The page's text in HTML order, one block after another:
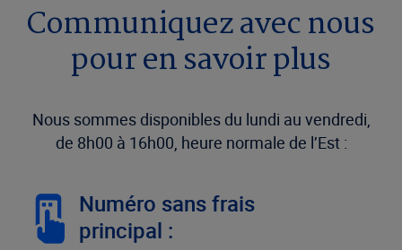
Communiquez avec nous
pour en savoir plus
Nous sommes disponibles du lundi au vendredi,
de 8h00 à 16h00, heure normale de l’Est :
Numéro sans frais
principal :